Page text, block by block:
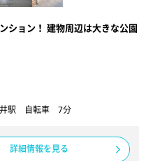
ション！ 建物周辺は大きな公園
井駅 自転車 7分
詳細情報を見る